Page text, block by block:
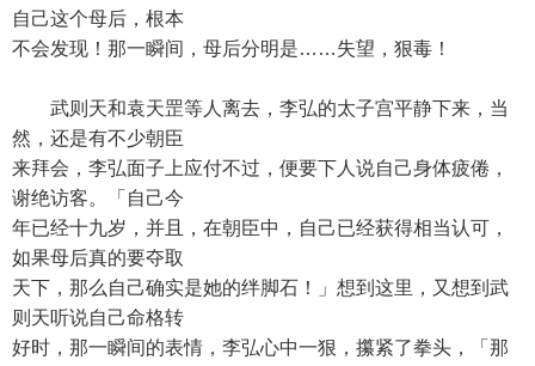
自己这个母后，根本
不会发现！那一瞬间，母后分明是……失望，狠毒！
武则天和袁天罡等人离去，李弘的太子宫平静下来，当
然，还是有不少朝臣
来拜会，李弘面子上应付不过，便要下人说自己身体疲倦，
谢绝访客。「自己今
年已经十九岁，并且，在朝臣中，自己已经获得相当认可，
如果母后真的要夺取
天下，那么自己确实是她的绊脚石！」想到这里，又想到武
则天听说自己命格转
好时，那一瞬间的表情，李弘心中一狠，攥紧了拳头，「那